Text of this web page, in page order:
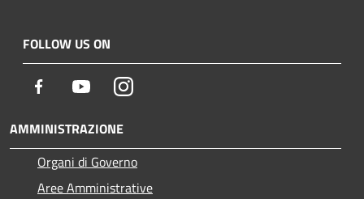
FOLLOW US ON
Facebook YoutubeInstagram
AMMINISTRAZIONE
Organi di Governo
Aree Amministrative